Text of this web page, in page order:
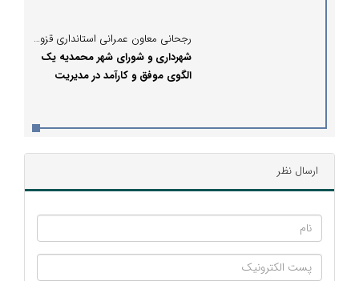
رجحانی معاون عمرانی استانداری قزوین:
شهرداری و شورای شهر محمدیه یک
الگوی موفق و کارآمد در مدیریت
ارسال نظر